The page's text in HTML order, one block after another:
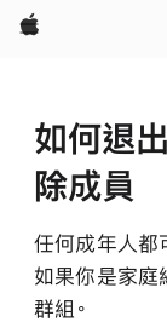
Apple
如何退
除成員
任何成年人都
如果你是家庭
群組。